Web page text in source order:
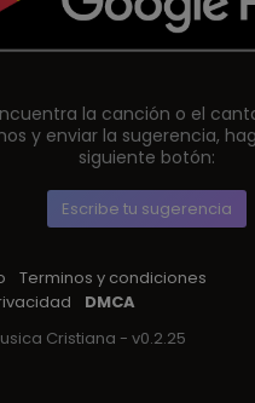
la canción o el
y enviar la sugerencia,
siguiente botón:
Escribe tu sugerencia
Terminos y condiciones
DMCA
Cristiana - v0.2.25